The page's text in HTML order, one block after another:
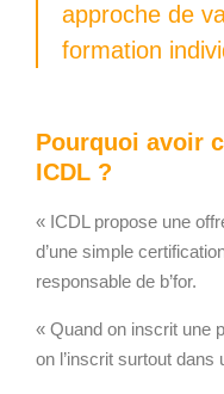
approche de
formation
Pourquoi avoir
ICDL ?
« ICDL propose une
d’une simple
responsable de b’for.
« Quand on inscrit une
on l’inscrit surtout dans